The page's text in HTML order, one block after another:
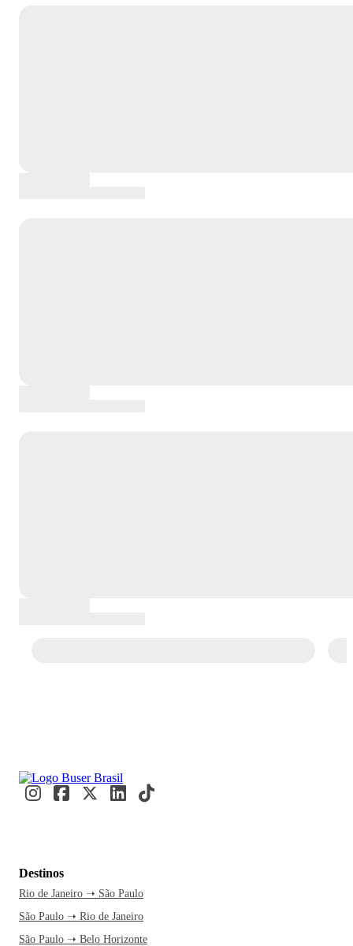
Destinos
Rio de Janeiro ➝ São Paulo
São Paulo ➝ Rio de Janeiro
São Paulo ➝ Belo Horizonte